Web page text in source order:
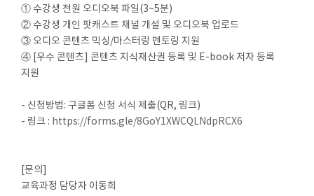
① 수강생 전원 오디오북 파일(3~5분)
② 수강생 개인 팟캐스트 채널 개설 및 오디오북 업로드
③ 오디오 콘텐츠 믹싱/마스터링 멘토링 지원
④ [우수 콘텐츠] 콘텐츠 지식재산권 등록 및 E-book 저자 등록
지원
- 신청방법: 구글폼 신청 서식 제출(QR, 링크)
- 링크 : https://forms.gle/8GoY1XWCQLNdpRCX6
[문의]
교육과정 담당자 이동희